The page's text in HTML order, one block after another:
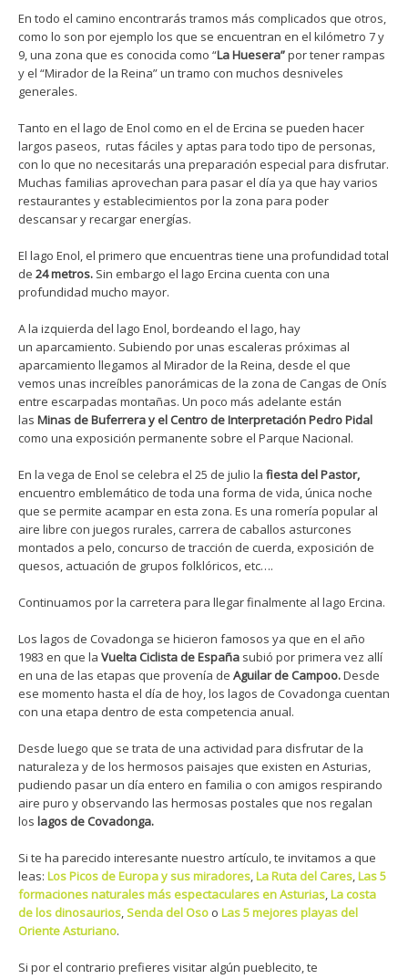
En todo el camino encontrarás tramos más complicados que otros,
como lo son por ejemplo los que se encuentran en el kilómetro 7 y
9, una zona que es conocida como “La Huesera”por tener rampas
y el “Mirador de la Reina” un tramo con muchos desniveles
generales.
Tanto en el lago de Enol como en el de Ercina se pueden hacer
largos paseos, rutas fáciles y aptas para todo tipo de personas,
con lo que no necesitarás una preparación especial para disfrutar.
Muchas familias aprovechan para pasar el día ya que hay varios
restaurantes y establecimientos por la zona para poder
descansar y recargar energías.
El lago Enol, el primero que encuentras tiene una profundidad total
de 24 metros. Sin embargo el lago Ercina cuenta con una
profundidad mucho mayor.
A la izquierda del lago Enol, bordeando el lago, hay
un aparcamiento. Subiendo por unas escaleras próximas al
aparcamiento llegamos al Mirador de la Reina, desde el que
vemos unas increíbles panorámicas de la zona de Cangas de Onís
entre escarpadas montañas. Un poco más adelante están
las Minas de Buferrera y el Centro de Interpretación Pedro Pidal
como una exposición permanente sobre el Parque Nacional.
En la vega de Enol se celebra el 25 de julio la fiesta del Pastor,
encuentro emblemático de toda una forma de vida, única noche
que se permite acampar en esta zona. Es una romería popular al
aire libre con juegos rurales, carrera de caballos asturcones
montados a pelo, concurso de tracción de cuerda, exposición de
quesos, actuación de grupos folklóricos, etc….
Continuamos por la carretera para llegar finalmente al lago Ercina.
Los lagos de Covadonga se hicieron famosos ya que en el año
1983 en que la Vuelta Ciclista de España subió por primera vez allí
en una de las etapas que provenía de Aguilar de Campoo.Desde
ese momento hasta el día de hoy, los lagos de Covadonga cuentan
con una etapa dentro de esta competencia anual.
Desde luego que se trata de una actividad para disfrutar de la
naturaleza y de los hermosos paisajes que existen en Asturias,
pudiendo pasar un día entero en familia o con amigos respirando
aire puro y observando las hermosas postales que nos regalan
los lagos de Covadonga.
Si te ha parecido interesante nuestro artículo, te invitamos a que
leas: Los Picos de Europa y sus miradores,La Ruta del Cares,Las 5
formaciones naturales más espectaculares en Asturias,La costa
de los dinosaurios,Senda del Oso o Las 5 mejores playas del
Oriente Asturiano.
Si por el contrario prefieres visitar algún pueblecito, te